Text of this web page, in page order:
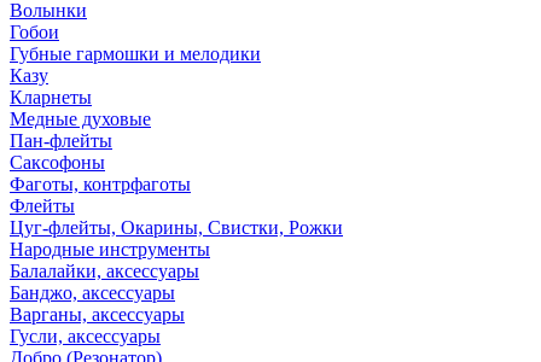
Волынки
Гобои
Губные гармошки и мелодики
Казу
Кларнеты
Медные духовые
Пан-флейты
Саксофоны
Фаготы, контрфаготы
Флейты
Цуг-флейты, Окарины, Свистки, Рожки
Народные инструменты
Балалайки, аксессуары
Банджо, аксессуары
Варганы, аксессуары
Гусли, аксессуары
Добро (Резонатор)